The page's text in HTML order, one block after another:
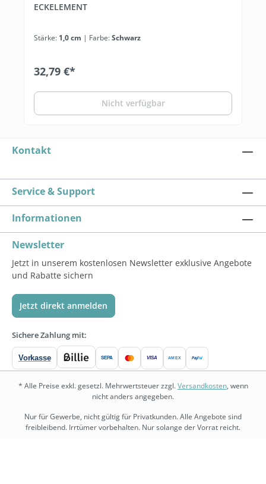
ECKELEMENT
Stärke: 1,0 cm | Farbe:Schwarz
32,79 €*
Nicht verfügbar
Kontakt
Service & Support
Informationen
Newsletter
Jetzt in unserem kostenlosen Newsletter exklusive Angebote
und Rabatte sichern
Jetzt direkt anmelden
Sichere Zahlung mit:
Vorkasse SEPA VISA AMEX PayPal
* Alle Preise exkl. gesetzl. Mehrwertsteuer zzgl.Versandkosten, wenn
nicht anders angegeben.
Nur für Gewerbe, nicht gültig für Privatkunden. Alle Angebote sind
freibleibend. Irrtümer vorbehalten. Nur solange der Vorrat reicht.